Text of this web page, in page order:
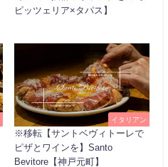
ピッツェリア×タパス】
イタリアン
※移転【サントベヴィトーレで
ピザとワインを】Santo
Bevitore【神戸元町】